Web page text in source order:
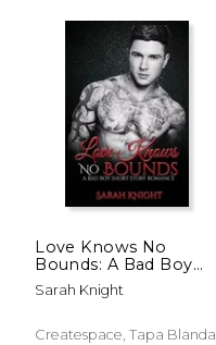
6%
Love Knows No
Bounds: A Bad Boy
Short Story Romance
(en Inglés)
Sarah Knight
Createspace, Tapa Blanda,